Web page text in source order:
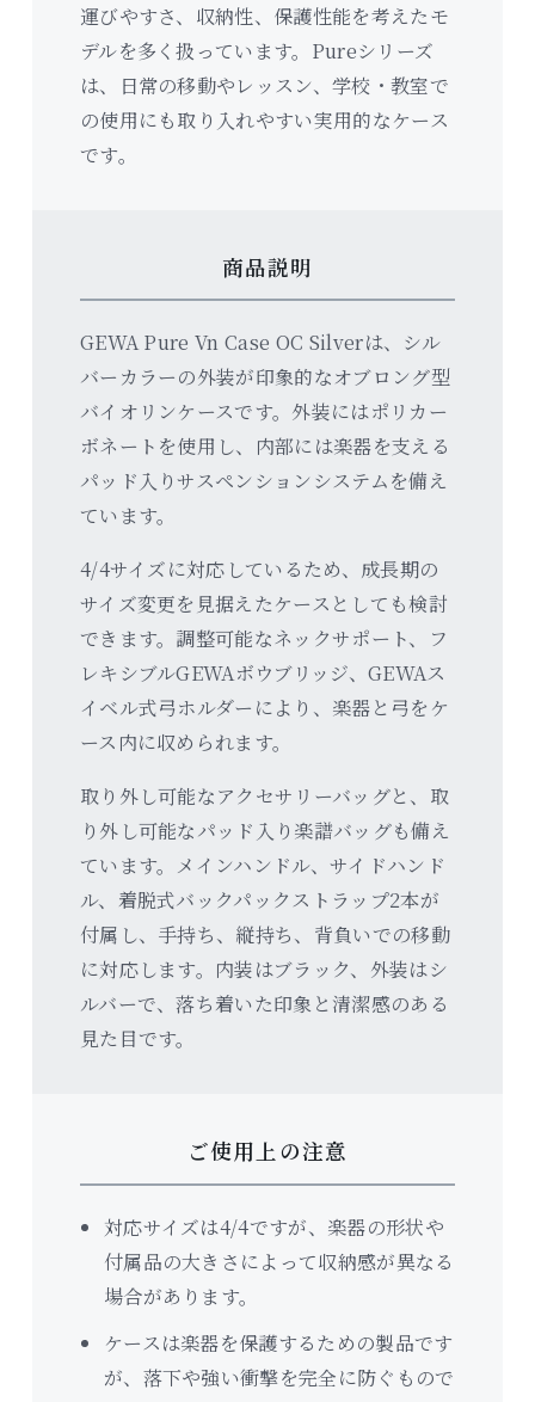
運びやすさ、収納性、保護性能を考えたモ
デルを多く扱っています。Pureシリーズ
は、日常の移動やレッスン、学校・教室で
の使用にも取り入れやすい実用的なケース
です。
商品説明
GEWA Pure Vn Case OC Silverは、シル
バーカラーの外装が印象的なオブロング型
バイオリンケースです。外装にはポリカー
ボネートを使用し、内部には楽器を支える
パッド入りサスペンションシステムを備え
ています。
4/4サイズに対応しているため、成長期の
サイズ変更を見据えたケースとしても検討
できます。調整可能なネックサポート、フ
レキシブルGEWAボウブリッジ、GEWAス
イベル式弓ホルダーにより、楽器と弓をケ
ース内に収められます。
取り外し可能なアクセサリーバッグと、取
り外し可能なパッド入り楽譜バッグも備え
ています。メインハンドル、サイドハンド
ル、着脱式バックパックストラップ2本が
付属し、手持ち、縦持ち、背負いでの移動
に対応します。内装はブラック、外装はシ
ルバーで、落ち着いた印象と清潔感のある
見た目です。
ご使用上の注意
対応サイズは4/4ですが、楽器の形状や
付属品の大きさによって収納感が異なる
場合があります。
ケースは楽器を保護するための製品です
が、落下や強い衝撃を完全に防ぐもので